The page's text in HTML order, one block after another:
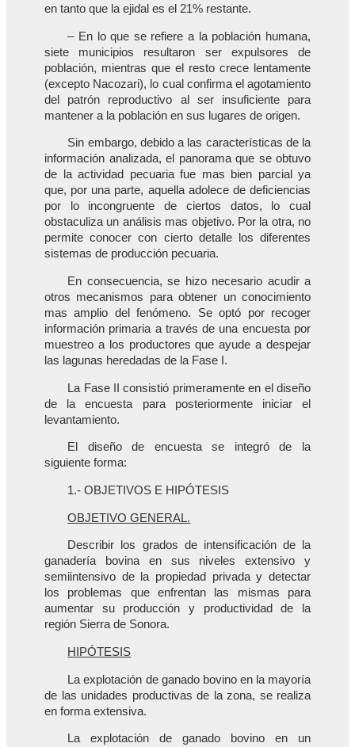
en tanto que la ejidal es el 21% restante.
– En lo que se refiere a la población humana,
siete municipios resultaron ser expulsores de
población, mientras que el resto crece lentamente
(excepto Nacozari), lo cual confirma el agotamiento
del patrón reproductivo al ser insuficiente para
mantener a la población en sus lugares de origen.
Sin embargo, debido a las características de la
información analizada, el panorama que se obtuvo
de la actividad pecuaria fue mas bien parcial ya
que, por una parte, aquella adolece de deficiencias
por lo incongruente de ciertos datos, lo cual
obstaculiza un análisis mas objetivo. Por la otra, no
permite conocer con cierto detalle los diferentes
sistemas de producción pecuaria.
En consecuencia, se hizo necesario acudir a
otros mecanismos para obtener un conocimiento
mas amplio del fenómeno. Se optó por recoger
información primaria a través de una encuesta por
muestreo a los productores que ayude a despejar
las lagunas heredadas de la Fase I.
La Fase II consistió primeramente en el diseño
de la encuesta para posteriormente iniciar el
levantamiento.
El diseño de encuesta se integró de la
siguiente forma:
1.- OBJETIVOS E HIPÓTESIS
OBJETIVO GENERAL.
Describir los grados de intensificación de la
ganadería bovina en sus niveles extensivo y
semiintensivo de la propiedad privada y detectar
los problemas que enfrentan las mismas para
aumentar su producción y productividad de la
región Sierra de Sonora.
HIPÓTESIS
La explotación de ganado bovino en la mayoría
de las unidades productivas de la zona, se realiza
en forma extensiva.
La explotación de ganado bovino en un